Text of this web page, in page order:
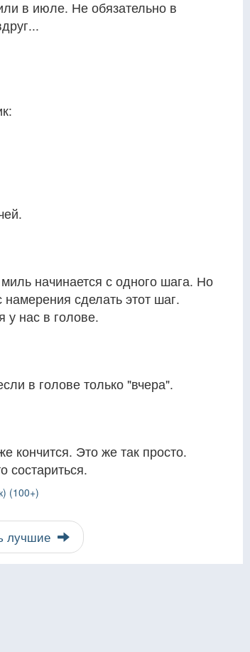
в июле. Не обязательно в
начинается с одного шага. Но
сделать этот шаг.
у нас в голове.
в голове только "вчера".
кончится. Это же так просто.
состариться.
(100+)
лучшие